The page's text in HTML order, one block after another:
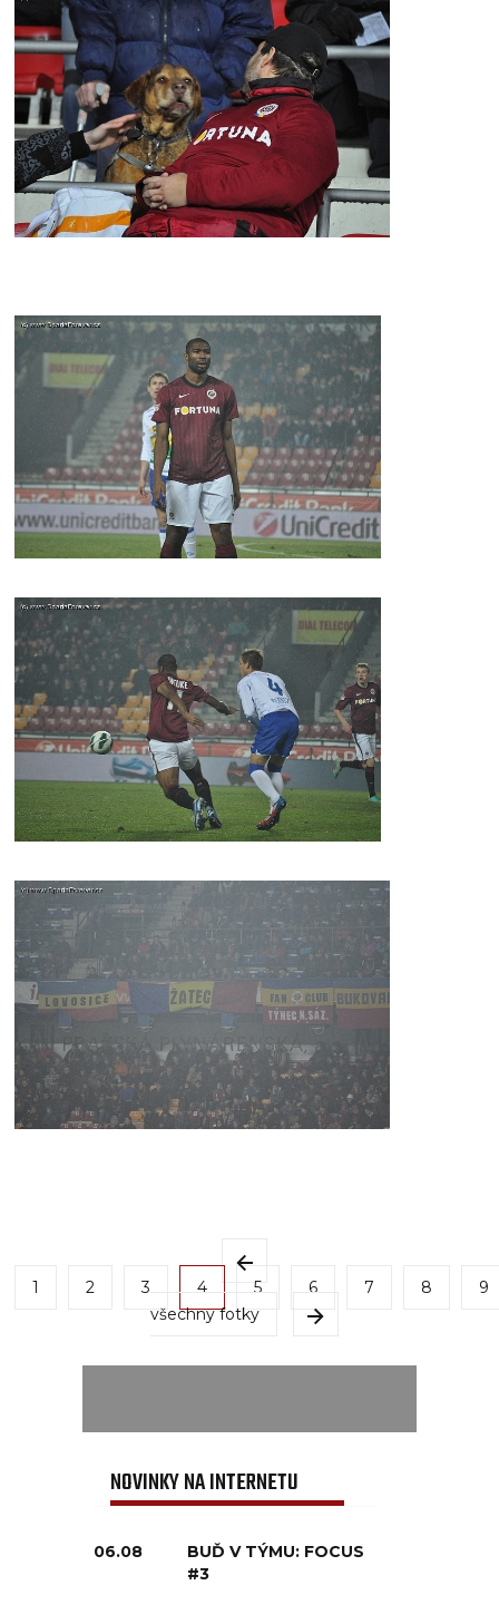
1 2 3 4 5 6 7 8
9
všechny fotky
NOVINKY NA INTERNETU
06.08
BUĎ V TÝMU: FOCUS
#3